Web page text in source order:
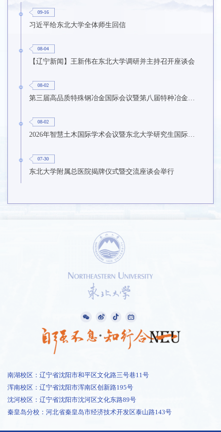
09-16
习近平给东北大学全体师生回信
08-04
【辽宁新闻】王新伟在东北大学调研并主持召开座谈会
08-02
第三届高品质特殊钢冶金国际会议暨第八届特种冶金技术学术会议在东北大学召开
08-02
2026年智慧土木国际学术会议暨东北大学研究生国际暑期学校第九期在东北大学召开
07-30
东北大学附属总医院揭牌仪式暨交流座谈会举行
南湖校区：辽宁省沈阳市和平区文化路三号巷11号
浑南校区：辽宁省沈阳市浑南区创新路195号
沈河校区：辽宁省沈阳市沈河区文化东路89号
秦皇岛分校：河北省秦皇岛市经济技术开发区泰山路143号